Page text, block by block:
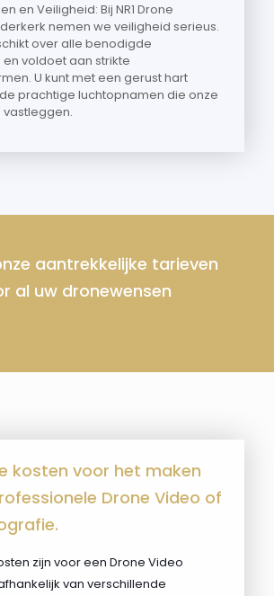
en Veiligheid: Bij NR1 Drone
nemen we veiligheid serieus.
over alle benodigde
voldoet aan strikte
U kunt met een gerust hart
prachtige luchtopnamen die onze
aantrekkelijke tarieven
al uw dronewensen
kosten voor het maken
Drone Video of
zijn voor een Drone Video
van verschillende